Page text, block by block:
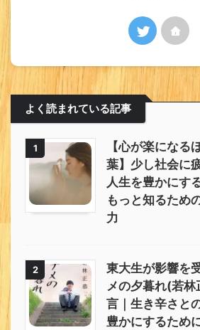
よく読まれている記事
1
【心が楽になる
葉】少し社会に
人生を豊かにす
もっと知るため
力
2
東大生が影響を
メの夕暮れ(若
言｜生き辛さと
豊かにするため